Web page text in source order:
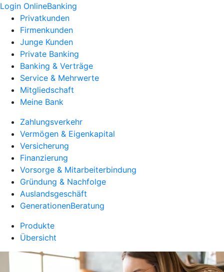
Login OnlineBanking
Privatkunden
Firmenkunden
Junge Kunden
Private Banking
Banking & Verträge
Service & Mehrwerte
Mitgliedschaft
Meine Bank
Zahlungsverkehr
Vermögen & Eigenkapital
Versicherung
Finanzierung
Vorsorge & Mitarbeiterbindung
Gründung & Nachfolge
Auslandsgeschäft
GenerationenBeratung
Produkte
Übersicht